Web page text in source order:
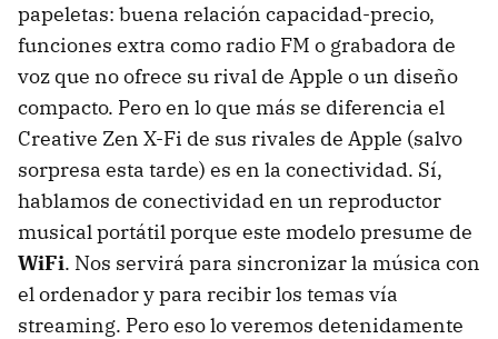
papeletas: buena relación capacidad-precio,
funciones extra como radio FM o grabadora de
voz que no ofrece su rival de Apple o un diseño
compacto. Pero en lo que más se diferencia el
Creative Zen X-Fi de sus rivales de Apple (salvo
sorpresa esta tarde) es en la conectividad. Sí,
hablamos de conectividad en un reproductor
musical portátil porque este modelo presume de
WiFi. Nos servirá para sincronizar la música con
el ordenador y para recibir los temas vía
streaming. Pero eso lo veremos detenidamente